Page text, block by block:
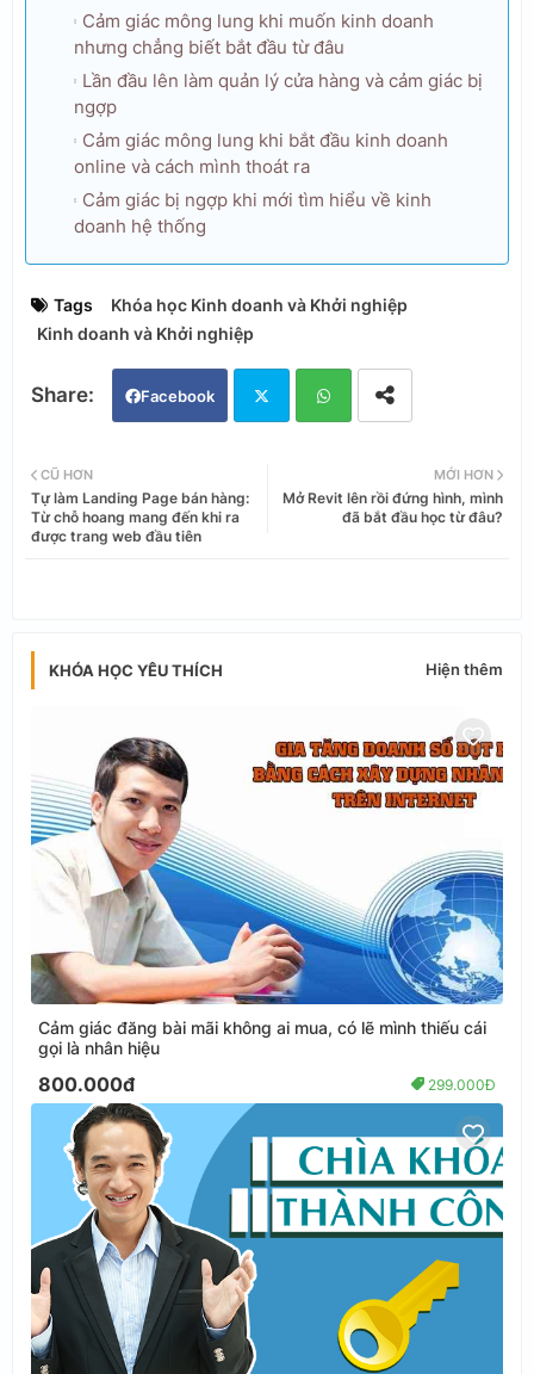
Cảm giác mông lung khi muốn kinh doanh
nhưng chẳng biết bắt đầu từ đâu
Lần đầu lên làm quản lý cửa hàng và cảm giác bị
ngợp
Cảm giác mông lung khi bắt đầu kinh doanh
online và cách mình thoát ra
Cảm giác bị ngợp khi mới tìm hiểu về kinh
doanh hệ thống
Tags
Khóa học Kinh doanh và Khởi nghiệp
Kinh doanh và Khởi nghiệp
Facebook
tter ats
MỚI HƠN
Mở Revit lên rồi đứng hình, mình
đã bắt đầu học từ đâu?
CŨ HƠN
Tự làm Landing Page bán hàng:
Từ chỗ hoang mang đến khi ra
được trang web đầu tiên
KHÓA HỌC YÊU THÍCH Hiện thêm
Cảm giác đăng bài mãi không ai mua, có lẽ mình thiếu cái
gọi là nhân hiệu
800.000đ 299.000Đ